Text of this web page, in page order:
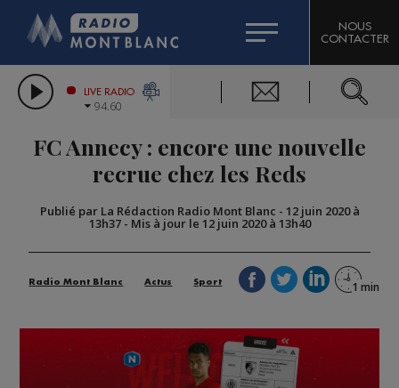
LES CHRONIQUES DE L'EXPERT
CITIZEN MACHINERY
GRAND MASSIF DOMAINES SKIABLES
BIGARD
COMPAGNIE DU MONT-BLANC
NOUS
CONTACTER
LIVE RADIO
94.60
FC Annecy : encore une nouvelle
recrue chez les Reds
Publié par La Rédaction Radio Mont Blanc - 12 juin 2020 à
13h37- Mis à jour le 12 juin 2020 à 13h40
Radio Mont Blanc Actus Sport